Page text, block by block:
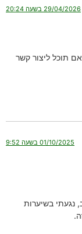
29/04/2026 בשעה 20:24
תוכל ליצור קשר
01/10/2025 בשעה 9:52
נגעתי בשיערות